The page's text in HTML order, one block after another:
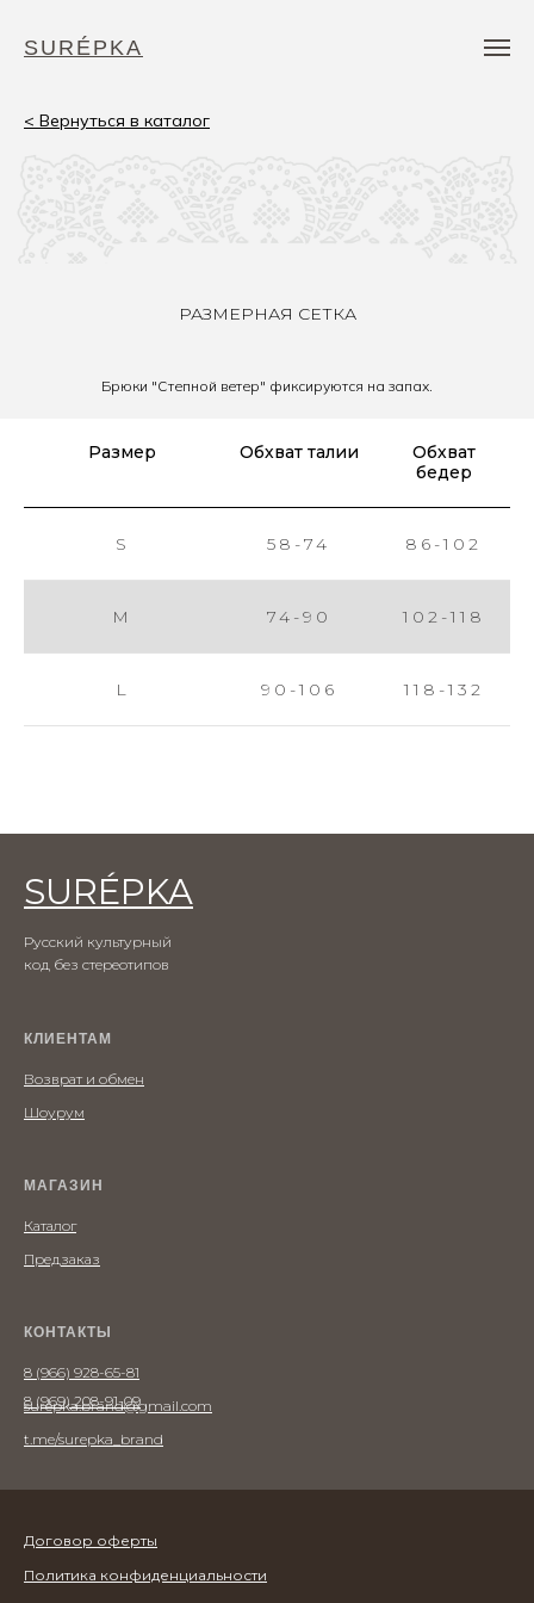
SURÉPKA
< Вернуться в каталог
РАЗМЕРНАЯ СЕТКА
Брюки "Степной ветер" фиксируются на запах.
Размер Обхват талии
Обхват
бедер
S 58-74 86-102
M 74-90 102-118
L 90-106 118-132
МАГАЗИН
Предзаказ
Каталог
КЛИЕНТАМ
Шоурум
Возврат и обмен
КОНТАКТЫ
t.me/surepka_brand
8 (966) 928-65-81
8 (969) 208-91-09
surepka.brand@gmail.com
SURÉPKA
Русский культурный
код без стереотипов
Договор оферты
Политика конфиденциальности